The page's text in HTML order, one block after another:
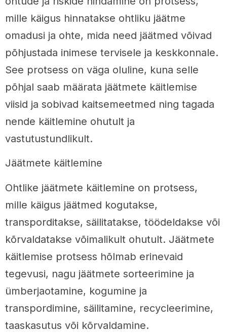
mille käigus hinnatakse ohtliku jäätme
omadusi ja ohte, mida need jäätmed võivad
põhjustada inimese tervisele ja keskkonnale.
See protsess on väga oluline, kuna selle
põhjal saab määrata jäätmete käitlemise
viisid ja sobivad kaitsemeetmed ning tagada
nende käitlemine ohutult ja
vastutustundlikult.
Jäätmete käitlemine
Ohtlike jäätmete käitlemine on protsess,
mille käigus jäätmed kogutakse,
transporditakse, säilitatakse, töödeldakse või
kõrvaldatakse võimalikult ohutult. Jäätmete
käitlemise protsess hõlmab erinevaid
tegevusi, nagu jäätmete sorteerimine ja
ümberjaotamine, kogumine ja
transpordimine, säilitamine, recycleerimine,
taaskasutus või kõrvaldamine.